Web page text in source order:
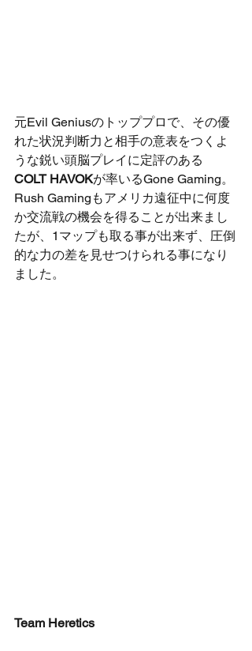
元Evil Geniusのトッププロで、その優
れた状況判断力と相手の意表をつくよ
うな鋭い頭脳プレイに定評のある
COLT HAVOKが率いるGone Gaming。
Rush Gamingもアメリカ遠征中に何度
か交流戦の機会を得ることが出来まし
たが、1マップも取る事が出来ず、圧倒
的な力の差を見せつけられる事になり
ました。
Team Heretics